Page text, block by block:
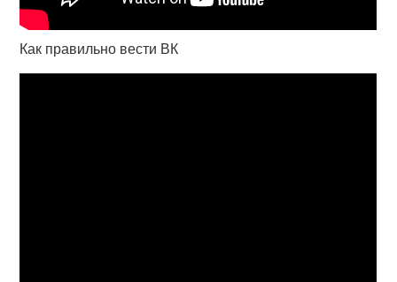
Как правильно вести ВК